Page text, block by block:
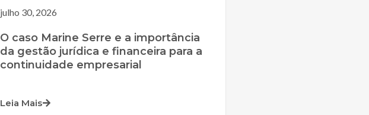
julho 30, 2026
O caso Marine Serre e a importância
da gestão jurídica e financeira para a
continuidade empresarial
Leia Mais